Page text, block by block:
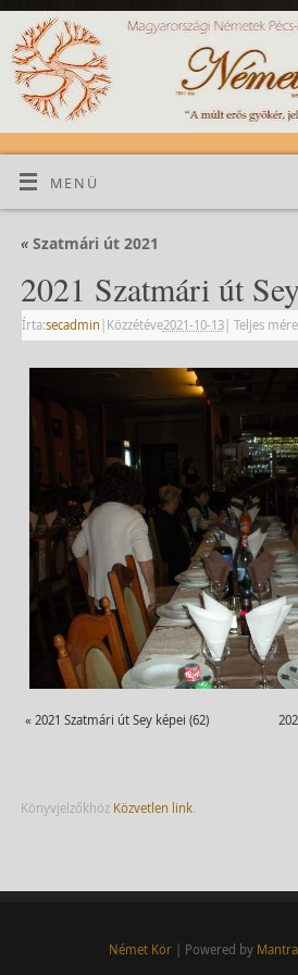
MENÜ
«Szatmári út 2021
2021 Szatmári út
Írta:secadmin | Közzétéve2021-10-13| Teljes
« 2021 Szatmári út Sey képei (62)
Könyvjelzőkhöz Közvetlen link.
Német Kör| Powered by Mantra